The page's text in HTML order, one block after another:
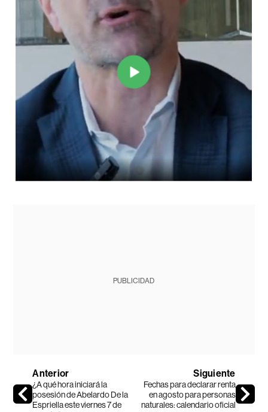
PUBLICIDAD
Anterior
¿A qué hora iniciará la
posesión de Abelardo De la
Espriella este viernes 7 de
Siguiente
Fechas para declarar renta
en agosto para personas
naturales: calendario oficial